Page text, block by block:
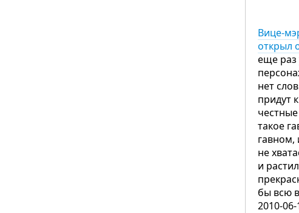
Вице-
открыл
еще раз
нет
придут
такое
гавном,
не
и
бы всю
2010-